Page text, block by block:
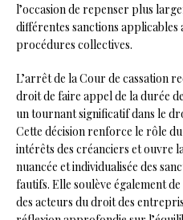
l’occasion de repenser plus
différentes sanctions applicables
procédures collectives.
L’arrêt de la Cour de cassation
droit de faire appel de la durée
un tournant significatif dans le
Cette décision renforce le rôle
intérêts des créanciers et ouvre
nuancée et individualisée des
fautifs. Elle soulève également
des acteurs du droit des